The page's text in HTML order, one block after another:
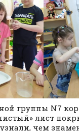
группы N7
лист
чем